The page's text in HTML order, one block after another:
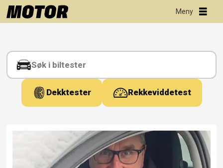
Tag:
e-
golf
Dekktester Rekkeviddetest